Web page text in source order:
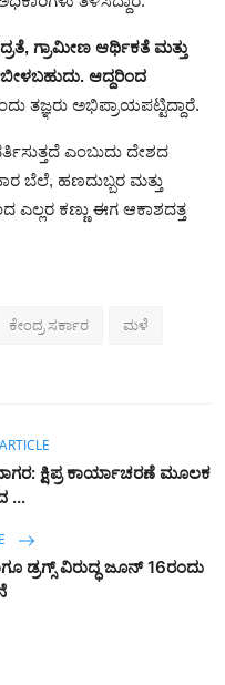
ಗ್ರಾಮೀಣ ಆರ್ಥಿಕತೆ ಮತ್ತು
ಆದ್ದರಿಂದ
ತಜ್ಞರು ಅಭಿಪ್ರಾಯಪಟ್ಟಿದ್ದಾರೆ.
ಎಂಬುದು ದೇಶದ
ಬೆಲೆ, ಹಣದುಬ್ಬರ ಮತ್ತು
ಎಲ್ಲರ ಕಣ್ಣು ಈಗ ಆಕಾಶದತ್ತ
ಕೇಂದ್ರ ಸರ್ಕಾರ ಮಳೆ
ಕ್ಷಿಪ್ರ ಕಾರ್ಯಾಚರಣೆ ಮೂಲಕ
...
ಡ್ರಗ್ಸ್ ವಿರುದ್ಧ ಜೂನ್ 16ರಂದು